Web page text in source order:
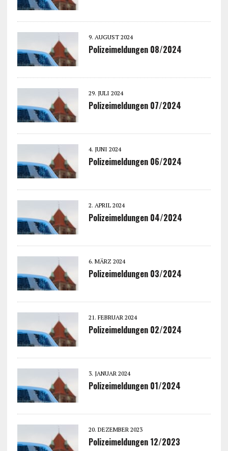
9. AUGUST 2024
Polizeimeldungen 08/2024
29. JULI 2024
Polizeimeldungen 07/2024
4. JUNI 2024
Polizeimeldungen 06/2024
2. APRIL 2024
Polizeimeldungen 04/2024
6. MÄRZ 2024
Polizeimeldungen 03/2024
21. FEBRUAR 2024
Polizeimeldungen 02/2024
3. JANUAR 2024
Polizeimeldungen 01/2024
20. DEZEMBER 2023
Polizeimeldungen 12/2023